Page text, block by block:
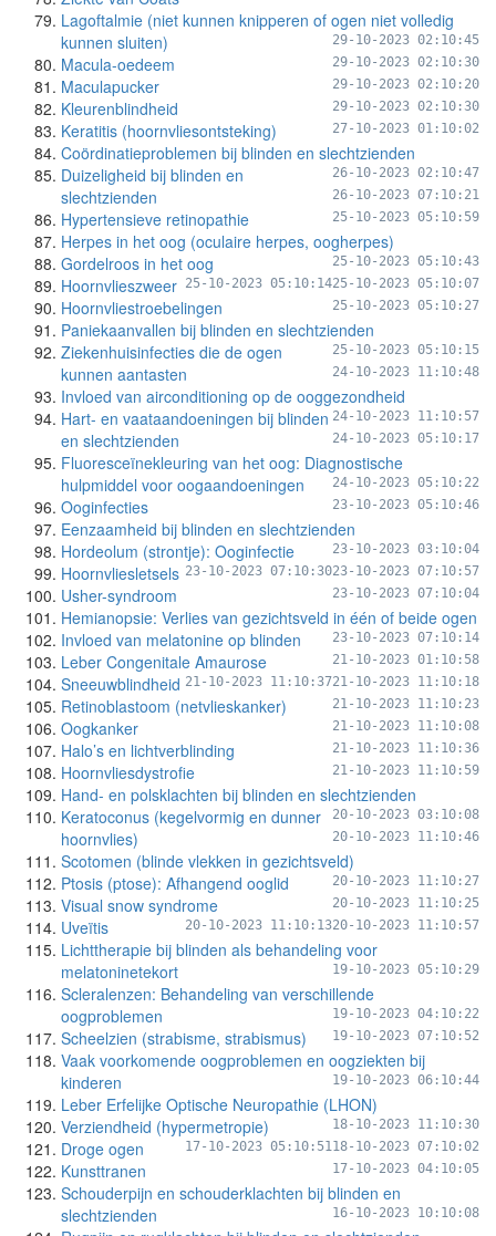
Lagoftalmie (niet kunnen knipperen of ogen niet volledig
kunnen sluiten)
29-10-2023 02:10:45
Macula-oedeem 29-10-2023 02:10:30
Maculapucker 29-10-2023 02:10:20
Kleurenblindheid 29-10-2023 02:10:30
Keratitis (hoornvliesontsteking) 27-10-2023 01:10:02
Coördinatieproblemen bij blinden en slechtzienden
26-10-2023 02:10:47
Duizeligheid bij blinden en
slechtzienden
26-10-2023 07:10:21
Hypertensieve retinopathie 25-10-2023 05:10:59
Herpes in het oog (oculaire herpes, oogherpes)
25-10-2023 05:10:43
Gordelroos in het oog
25-10-2023 05:10:07
Hoornvlieszweer 25-10-2023 05:10:14
Hoornvliestroebelingen 25-10-2023 05:10:27
Paniekaanvallen bij blinden en slechtzienden
25-10-2023 05:10:15
Ziekenhuisinfecties die de ogen
kunnen aantasten
24-10-2023 11:10:48
Invloed van airconditioning op de ooggezondheid
24-10-2023 11:10:57
Hart- en vaataandoeningen bij blinden
en slechtzienden
24-10-2023 05:10:17
Fluoresceïnekleuring van het oog: Diagnostische
hulpmiddel voor oogaandoeningen
24-10-2023 05:10:22
Ooginfecties 23-10-2023 05:10:46
Eenzaamheid bij blinden en slechtzienden
23-10-2023 03:10:04
Hordeolum (strontje): Ooginfectie
23-10-2023 07:10:57
Hoornvliesletsels 23-10-2023 07:10:30
Usher-syndroom 23-10-2023 07:10:04
Hemianopsie: Verlies van gezichtsveld in één of beide ogen
23-10-2023 07:10:14
Invloed van melatonine op blinden
21-10-2023 01:10:58
Leber Congenitale Amaurose
21-10-2023 11:10:18
Sneeuwblindheid 21-10-2023 11:10:37
Retinoblastoom (netvlieskanker) 21-10-2023 11:10:23
Oogkanker 21-10-2023 11:10:08
Halo’s en lichtverblinding 21-10-2023 11:10:36
Hoornvliesdystrofie 21-10-2023 11:10:59
Hand- en polsklachten bij blinden en slechtzienden
20-10-2023 03:10:08
Keratoconus (kegelvormig en dunner
hoornvlies)
20-10-2023 11:10:46
Scotomen (blinde vlekken in gezichtsveld)
20-10-2023 11:10:27
Ptosis (ptose): Afhangend ooglid
20-10-2023 11:10:25
Visual snow syndrome
20-10-2023 11:10:57
Uveïtis 20-10-2023 11:10:13
Lichttherapie bij blinden als behandeling voor
melatoninetekort
19-10-2023 05:10:29
Scleralenzen: Behandeling van verschillende
oogproblemen
19-10-2023 04:10:22
Scheelzien (strabisme, strabismus) 19-10-2023 07:10:52
Vaak voorkomende oogproblemen en oogziekten bij
kinderen
19-10-2023 06:10:44
Leber Erfelijke Optische Neuropathie (LHON)
18-10-2023 11:10:30
Verziendheid (hypermetropie)
18-10-2023 07:10:02
Droge ogen 17-10-2023 05:10:51
Kunsttranen 17-10-2023 04:10:05
Schouderpijn en schouderklachten bij blinden en
slechtzienden
16-10-2023 10:10:08